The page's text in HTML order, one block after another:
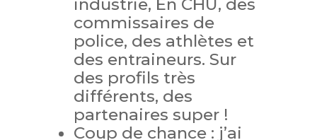
industrie, En CHU, des
commissaires de
police, des athlètes et
des entraineurs. Sur
des profils très
différents, des
partenaires super !
Coup de chance : j’ai